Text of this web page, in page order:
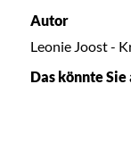
Autor
Leonie Joost -
Das könnte